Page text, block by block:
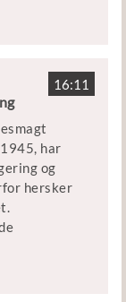
kan du
og på,
i den
Nato.
Niels Wium
16:11
har
og
hersker
efter